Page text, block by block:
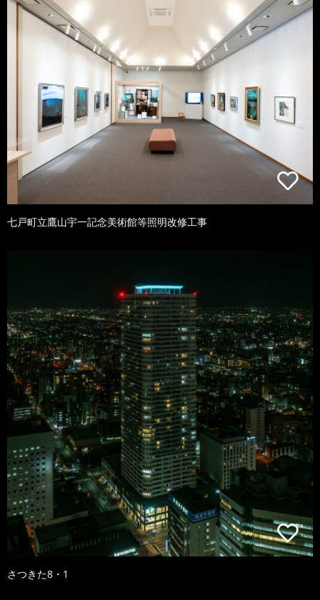
七戸町立鷹山宇一記念美術館等照明改修工事
さつきた8・1